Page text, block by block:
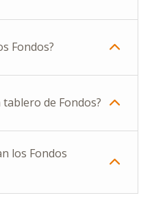
Fondos?
de Fondos?
los Fondos